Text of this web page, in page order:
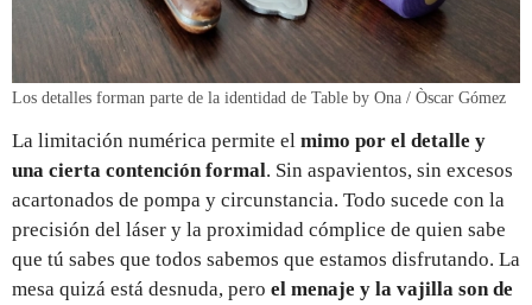
Los detalles forman parte de la identidad de Table by Ona / Òscar Gómez
La limitación numérica permite el mimo por el detalle y
una cierta contención formal. Sin aspavientos, sin excesos
acartonados de pompa y circunstancia. Todo sucede con la
precisión del láser y la proximidad cómplice de quien sabe
que tú sabes que todos sabemos que estamos disfrutando. La
mesa quizá está desnuda, pero el menaje y la vajilla son de